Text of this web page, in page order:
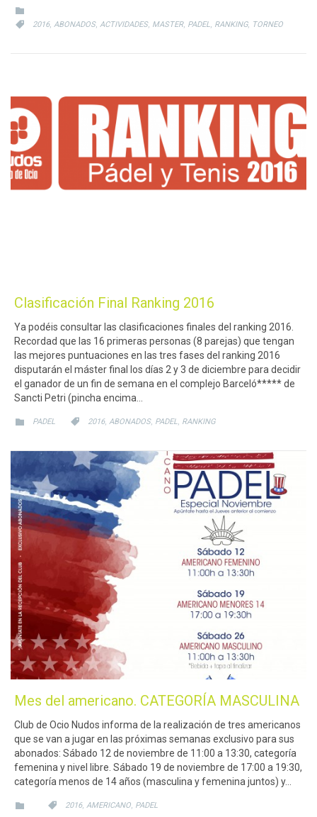

 CATEGORY
2016, ABONADOS, ACTIVIDADES, MASTER, PADEL, RANKING, TORNEO
Clasificación Final Ranking 2016
Ya podéis consultar las clasificaciones finales del ranking 2016.
Recordad que las 16 primeras personas (8 parejas) que tengan
las mejores puntuaciones en las tres fases del ranking 2016
disputarán el máster final los días 2 y 3 de diciembre para decidir
el ganador de un fin de semana en el complejo Barceló***** de
Sancti Petri (pincha encima…
 CATEGORY
PADEL  CATEGORY
2016, ABONADOS, PADEL, RANKING
Mes del americano. CATEGORÍA MASCULINA
Club de Ocio Nudos informa de la realización de tres americanos
que se van a jugar en las próximas semanas exclusivo para sus
abonados: Sábado 12 de noviembre de 11:00 a 13:30, categoría
femenina y nivel libre. Sábado 19 de noviembre de 17:00 a 19:30,
categoría menos de 14 años (masculina y femenina juntos) y…
 CATEGORY
 CATEGORY
2016, AMERICANO PADEL